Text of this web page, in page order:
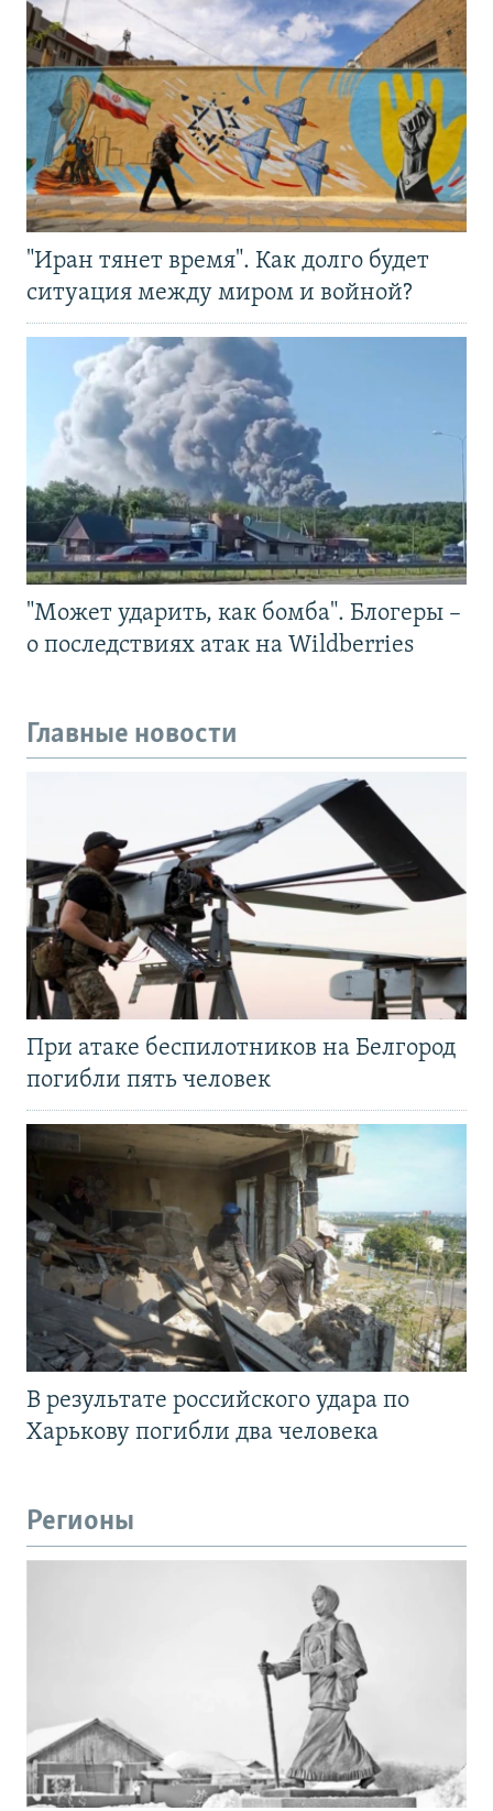
"Иран тянет время". Как долго будет
ситуация между миром и войной?
"Может ударить, как бомба". Блогеры –
о последствиях атак на Wildberries
Главные новости
При атаке беспилотников на Белгород
погибли пять человек
В результате российского удара по
Харькову погибли два человека
Регионы